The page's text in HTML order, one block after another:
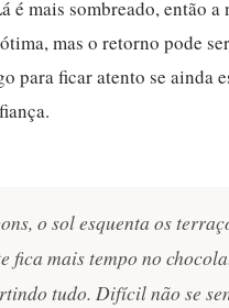
é mais sombreado, então a
mas o retorno pode
para ficar atento se ainda
o sol esquenta os
fica mais tempo no
tudo. Difícil não se